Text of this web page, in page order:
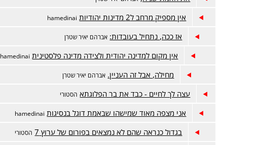
אין מספיק מרחב ל2 מדינות יהודיות hamedinai
אז ככה, נתחיל בעובדות: אברהם יאיר שטרן
אין מקום למדינה יהודית ולצידה מדינה פלסטינית hamedinai
מחילה, אבל זה העניין. אברהם יאיר שטרן
עצה לך לחיים - כבד את בר הפלוגתא הסטורי
אני מצפה מאוד שמישהו שבאמת דוגל בנסיגות hamedinai
בגדול כנראה שהם לא נמצאים בפורום של ערוץ 7 הסטורי